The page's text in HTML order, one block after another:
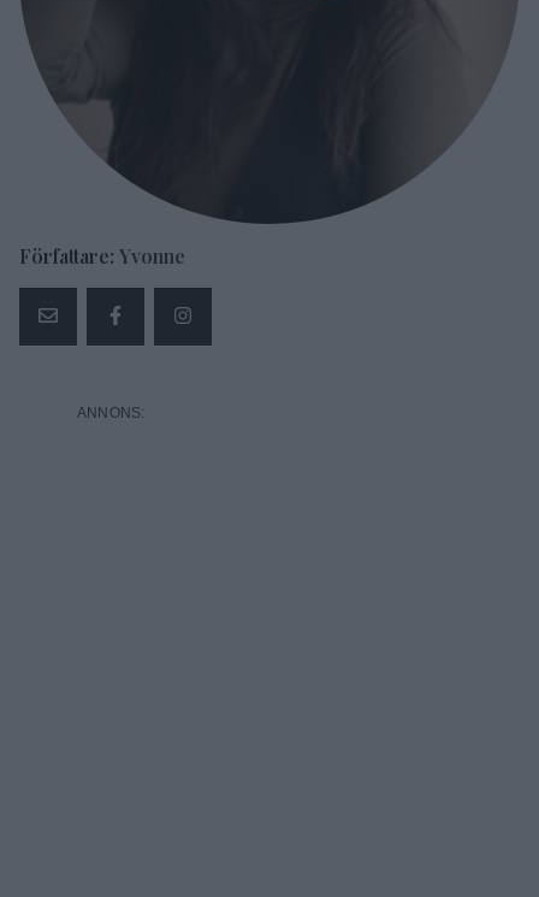
Författare: Yvonne